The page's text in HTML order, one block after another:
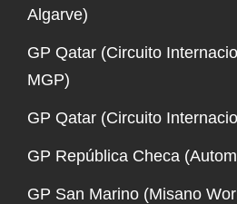
Algarve)
GP Qatar (Circuito
MGP)
GP Qatar (Circuito
GP República Checa
GP San Marino (Misano